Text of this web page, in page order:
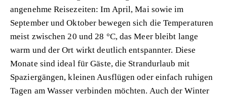
angenehme Reisezeiten: Im April, Mai sowie im
September und Oktober bewegen sich die Temperaturen
meist zwischen 20 und 28 °C, das Meer bleibt lange
warm und der Ort wirkt deutlich entspannter. Diese
Monate sind ideal für Gäste, die Strandurlaub mit
Spaziergängen, kleinen Ausflügen oder einfach ruhigen
Tagen am Wasser verbinden möchten. Auch der Winter